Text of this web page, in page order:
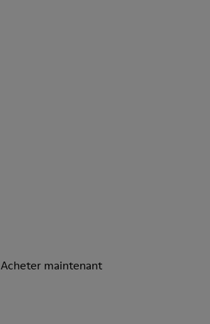
Acheter maintenant